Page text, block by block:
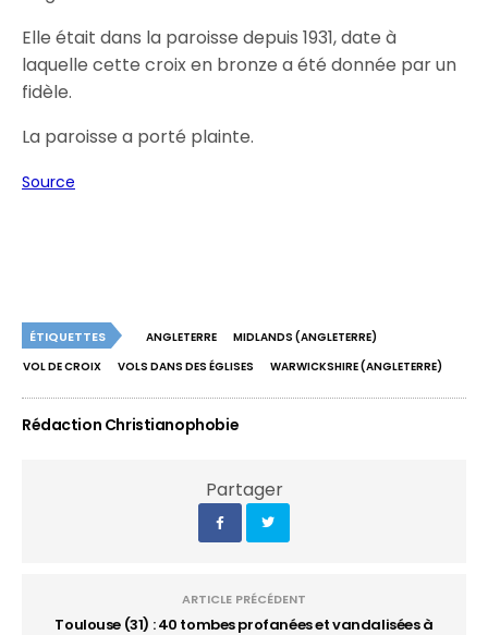
Elle était dans la paroisse depuis 1931, date à
laquelle cette croix en bronze a été donnée par un
fidèle.
La paroisse a porté plainte.
Source
ÉTIQUETTES ANGLETERRE
MIDLANDS (ANGLETERRE)
VOL DE CROIX
VOLS DANS DES ÉGLISES WARWICKSHIRE (ANGLETERRE)
Rédaction Christianophobie
Partager
ARTICLE PRÉCÉDENT
Toulouse (31) : 40 tombes profanées et vandalisées à